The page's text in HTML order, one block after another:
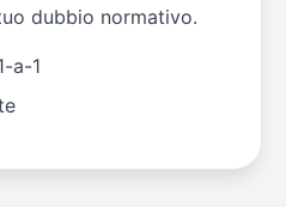
dubbio normativo.
a-1